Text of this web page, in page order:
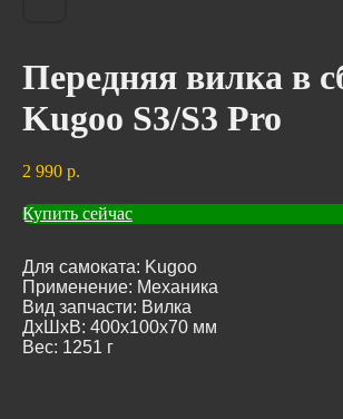
Передняя вилка в
Kugoo S3/S3 Pro
2 990 р.
Купить сейчас
Для самоката: Kugoo
Применение: Механика
Вид запчасти: Вилка
ДxШxВ: 400x100x70 мм
Вес: 1251 г